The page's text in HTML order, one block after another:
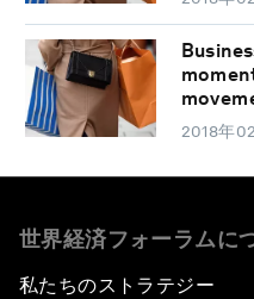
2018年
世界経済フォーラムに
私たちのストラテジー